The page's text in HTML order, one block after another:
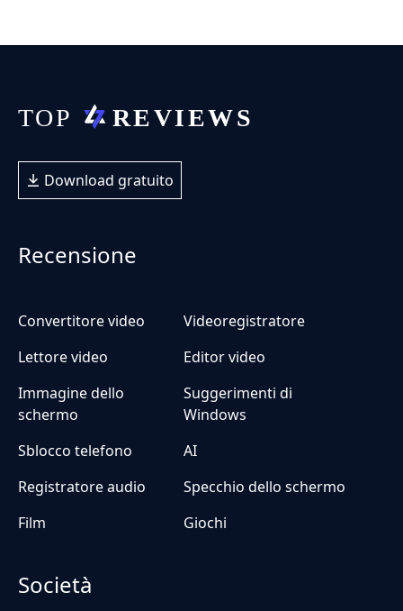
Download gratuito
Recensione
Convertitore video
Videoregistratore
Lettore video
Editor video
Immagine dello
schermo
Suggerimenti di
Windows
Sblocco telefono
AI
Registratore audio
Specchio dello schermo
Film
Giochi
Società